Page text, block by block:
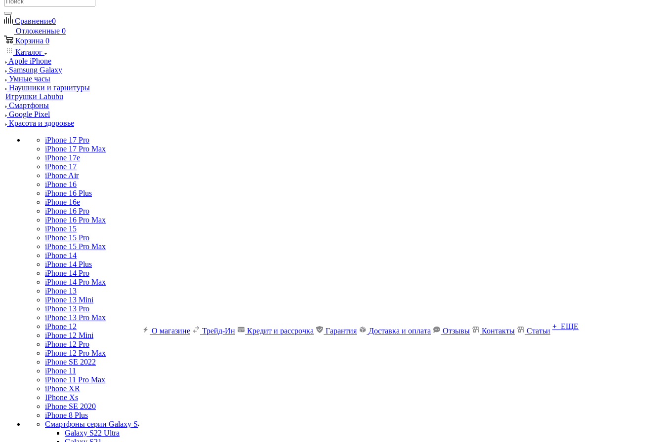
Сравнение0
Отложенные 0
Корзина 0
Каталог
Apple iPhone
Samsung Galaxy
Умные часы
Наушники и гарнитуры
Игрушки Labubu
Смартфоны
Google Pixel
Красота и здоровье
iPhone 17 Pro
iPhone 17 Pro Max
iPhone 17e
iPhone 17
iPhone Air
iPhone 16
iPhone 16 Plus
iPhone 16e
iPhone 16 Pro
iPhone 16 Pro Max
iPhone 15
iPhone 15 Pro
iPhone 15 Pro Max
iPhone 14
iPhone 14 Plus
iPhone 14 Pro
iPhone 14 Pro Max
iPhone 13
iPhone 13 Mini
iPhone 13 Pro
iPhone 13 Pro Max
iPhone 12
iPhone 12 Mini
iPhone 12 Pro
iPhone 12 Pro Max
iPhone SE 2022
iPhone 11
iPhone 11 Pro Max
iPhone XR
IPhone Xs
iPhone SE 2020
iPhone 8 Plus
Смартфоны серии Galaxy S
Galaxy S22 Ultra
О магазине Трейд-Ин Кредит и рассрочка Гарантия Доставка и оплата Отзывы Контакты Статьи
+ ЕЩЕ